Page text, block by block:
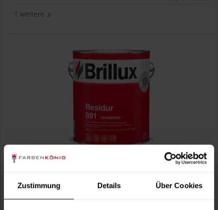
Zustimmung Details Über Cookies
1 weitere
Residur 891 (RAL 7016 Anthrazitgrau)
Kunstharzlack, aromatenfrei, hochglänzend, für außen und
Verfügbare Varianten